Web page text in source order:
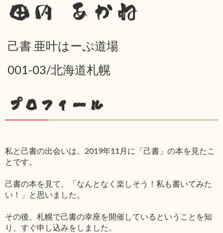
田内 あかね
己書 亜叶はーぷ道場
001-03/北海道札幌
プロフィール
私と己書の出会いは、2019年11月に「己書」の本を見たこ
とです。
己書の本を見て、「なんとなく楽しそう！私も書いてみた
い！」と思いました。
その後、札幌で己書の幸座を開催しているということを知
り、すぐ申し込みをしました。